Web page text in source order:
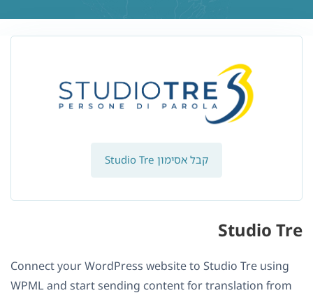
קבל אסימון Studio Tre
Studio Tre
Connect your WordPress website to Studio Tre using
WPML and start sending content for translation from